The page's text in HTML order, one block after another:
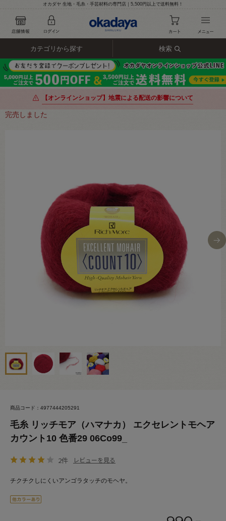
オカダヤ 生地・毛糸・手芸材料の専門店｜5,500円以上で送料無料！
カテゴリから探す 検索
【オンラインショップ】地震による配送の影響について
完売しました
商品コード：4977444205291
毛糸 リッチモア（ハマナカ） エクセレントモヘア
カウント10 色番29 06Co99_
2件 レビューを見る
チクチクしにくいアンゴラタッチのモヘヤ。